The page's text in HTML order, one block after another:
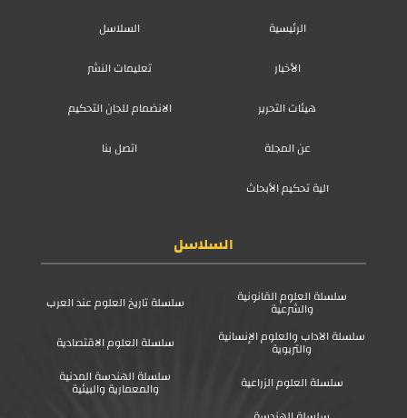
الرئيسية
السلاسل
الأخبار
تعليمات النشر
هيئات التحرير
الانضمام للجان التحكيم
عن المجلة
اتصل بنا
آلية تحكيم الأبحاث
السلاسل
سلسلة العلوم القانونية
والشرعية
سلسلة تاريخ العلوم عند العرب
سلسلة الآداب والعلوم الإنسانية
والتربوية
سلسلة العلوم الاقتصادية
سلسلة العلوم الزراعية
سلسلة الهندسة المدنية
والمعمارية والبيئية